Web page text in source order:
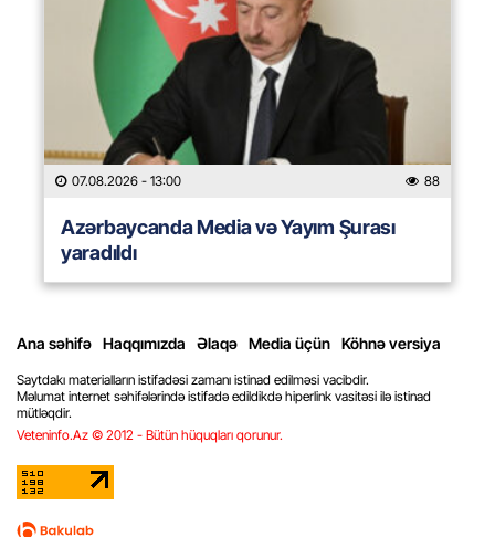
07.08.2026 - 13:00 88
Azərbaycanda Media və Yayım Şurası
yaradıldı
Ana səhifə Haqqımızda Əlaqə Media üçün Köhnə versiya
Saytdakı materialların istifadəsi zamanı istinad edilməsi vacibdir.
Məlumat internet səhifələrində istifadə edildikdə hiperlink vasitəsi ilə istinad
mütləqdir.
Veteninfo.Az © 2012 - Bütün hüquqları qorunur.